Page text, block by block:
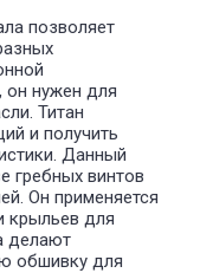
позволяет
он нужен для
Титан
и получить
Данный
гребных винтов
Он применяется
крыльев для
делают
обшивку для